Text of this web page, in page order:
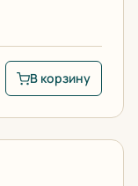
В корзину: Отчет
В корзину